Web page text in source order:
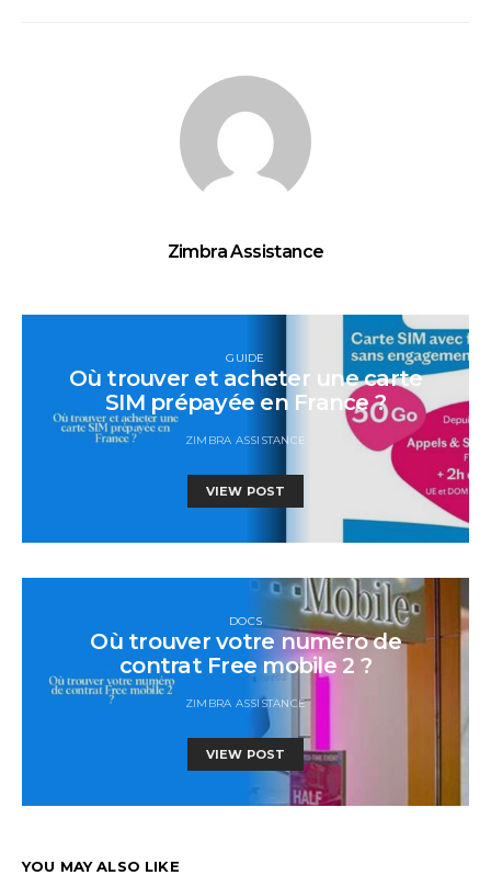
Zimbra Assistance
GUIDE
Où trouver et acheter une carte
SIM prépayée en France ?
ZIMBRA ASSISTANCE
VIEW POST
DOCS
Où trouver votre numéro de
contrat Free mobile 2 ?
ZIMBRA ASSISTANCE
VIEW POST
YOU MAY ALSO LIKE